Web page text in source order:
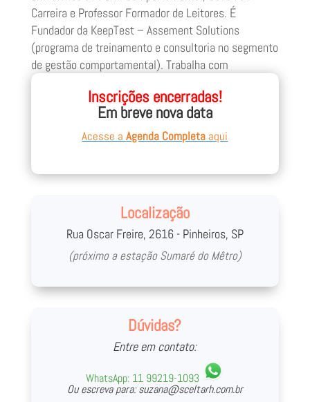
Carreira e Professor Formador de Leitores. É
Fundador da KeepTest – Assement Solutions
(programa de treinamento e consultoria no segmento
de gestão comportamental). Trabalha com
diferentes idades e perfis, e é apaixonado por estudar
mecanismos de como podemos nos relacionar
Inscrições encerradas!
Em breve nova data
Acesse aAgenda Completa aqui
Localização
Rua Oscar Freire, 2616 - Pinheiros, SP
(próximo a estação Sumaré do Mêtro)
Dúvidas?
Entre em contato:
WhatsApp: 11 99219-1093
Ou escreva para:suzana@sceltarh.com.br